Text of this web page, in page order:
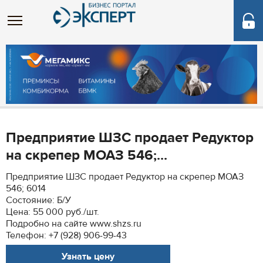
Предприятие ШЗС продает Редуктор
на скрепер МОАЗ 546;...
Предприятие ШЗС продает Редуктор на скрепер МОАЗ
546; 6014
Состояние: Б/У
Цена: 55 000 руб./шт.
Подробно на сайте www.shzs.ru
Телефон: +7 (928) 906-99-43
Узнать цену